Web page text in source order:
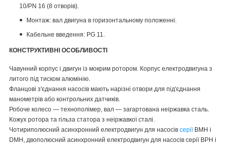
10/PN 16 (8 отворів).
Монтаж: вал двигуна в горизонтальному положенні.
Кабельне введення: PG 11.
КОНСТРУКТИВНІ ОСОБЛИВОСТІ
Чавунний корпус і двигун із мокрим ротором. Корпус електродвигуна з
литого під тиском алюмінію.
Фланцові з'єднання насосів мають нарізні отвори для під'єднання
манометрів або контрольних датчиків.
Робоче колесо — технополімер, вал — загартована неіржавка сталь.
Кожух ротора та гільза статора з неіржавкої сталі.
Чотириполюсний асинхронний електродвигун для насосів серіїBMH і
DMH, двополюсний асинхронний електродвигун для насосів серії BPH і